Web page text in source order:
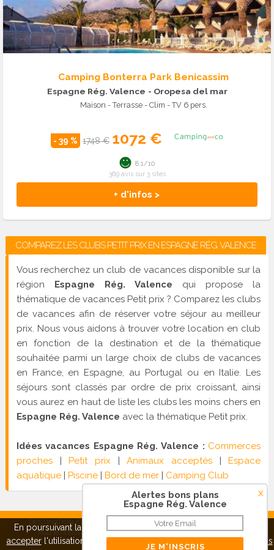
Camping Bonterra Park Benicassim
Espagne Rég. Valence - Oropesa del mar
Maison - Terrasse - Clim - TV 6 pers.
- 39 % 1748 € 1072 €
+ d'infos >
8.1/10
369 avis sur 3 sites
Alertes bons plans
Espagne Rég. Valence
x
COMPAREZ LES CLUBS PETIT PRIX EN ESPAGNE RÉG. VALENCE
Vous recherchez un club de vacances disponible sur la
région
Espagne Rég. Valence qui propose la
thématique de vacances Petit prix ? Comparez les clubs
de vacances afin de réserver votre séjour au meilleur
prix. Nous vous aidons à trouver votre location en club
en fonction de la destination et de la thématique
souhaitée parmi un large choix de clubs de vacances
en France, en Espagne, au Portugal ou en Italie. Les
séjours sont classés par ordre de prix croissant, ainsi
vous aurez en haut de liste les clubs les moins chers en
Espagne Rég. Valence avec la thématique Petit prix.
Idées vacances Espagne Rég. Valence : Commerces
proches| Petit prix |Animaux acceptés|
Espace
aquatique| Piscine| Bord de mer| Camping Club
DESTINATION EXPRESS SAS - RCS Créteil 515 038 248 |
Tous les clubs vacances
| Mentions légales |
Qui sommes-
Confidentialité
En poursuivant la navigation sur ce site, vous pouvez
accepterl'utilisation de cookies pour mieux vous servir.
A propos